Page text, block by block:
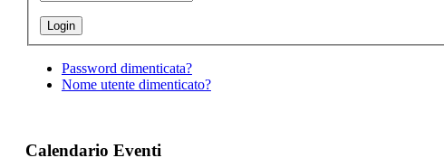
Password dimenticata?
Nome utente dimenticato?
Calendario Eventi